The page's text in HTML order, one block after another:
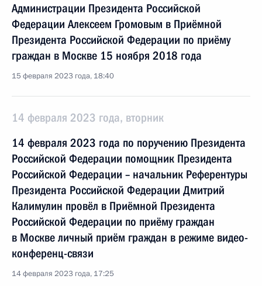
Администрации Президента Российской
Федерации Алексеем Громовым в Приёмной
Президента Российской Федерации по приёму
граждан в Москве 15 ноября 2018 года
15 февраля 2023 года, 18:40
14 февраля 2023 года, вторник
14 февраля 2023 года по поручению Президента
Российской Федерации помощник Президента
Российской Федерации – начальник Референтуры
Президента Российской Федерации Дмитрий
Калимулин провёл в Приёмной Президента
Российской Федерации по приёму граждан
в Москве личный приём граждан в режиме видео-
конференц-связи
14 февраля 2023 года, 17:25